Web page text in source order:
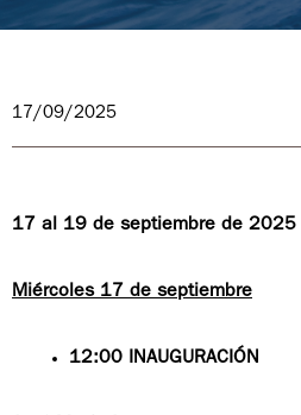
17/09/2025
17 al 19 de septiembre de 2025
Miércoles 17 de septiembre
12:00 INAUGURACIÓN